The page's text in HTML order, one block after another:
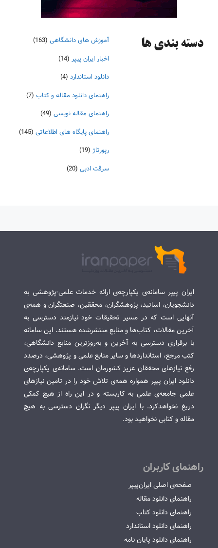
دسته‌ بندی ها آموزش های دانشگاهی (163)
اخبار ایران پیپر (14)
دانلود استاندارد (4)
راهنمای دانلود مقاله و کتاب (7)
راهنمای مقاله نویسی (49)
راهنمای پایگاه های اطلاعاتی (145)
رپورتاژ (19)
سرقت ادبی (20)
ایران پیپر سامانه‌ی یکپارچه‌ی ارائه خدمات علمی-پژوهشی به
دانشجویان، اساتید، پژوهشگران، محققین، صنعتگران و همه‌ی
آنهایی است که در مسیر تحقیقات خود نیازمند دسترسی به
آخرین مقالات، کتاب‌ها و منابع منتشرشده هستند. این سامانه
با برقراری دسترسی به آخرین و به‌روزترین منابع دانشگاهی،
کتب مرجع، استانداردها و سایر منابع علمی و پژوهشی، درصدد
رفع نیازهای محققان عزیز کشورمان است. سامانه‌ی یکپارچه‌ی
دانلود ایران پیپر همواره همه‌ی تلاش خود را در تامین نیازهای
علمی جامعه‌ی علمی به کاربسته و در این راه از هیچ کمکی
دریغ نخواهدکرد. با ایران پیپر دیگر نگران دسترسی به هیچ
مقاله و کتابی نخواهید بود.
راهنمای کاربران
صفحه‌ی اصلی ایران‌پیپر
راهنمای دانلود مقاله
راهنمای دانلود کتاب
راهنمای دانلود استاندارد
راهنمای دانلود پایان نامه